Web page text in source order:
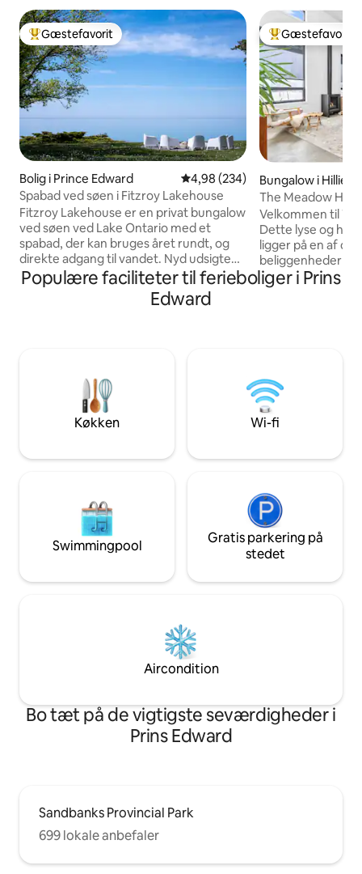
Bedste gæstefavorit
Gæstefavorit
Bolig i Prince Edward 4,98 ud af 5 i gennemsnitlig
4,98 (234)
Spabad ved søen i Fitzroy Lakehouse
Fitzroy Lakehouse er en privat bungalow
ved søen ved Lake Ontario med et
spabad, der kan bruges året rundt, og
direkte adgang til vandet. Nyd udsigten
over søen fra det primære
opholdsområde og det primære
soveværelse samt en 60 meter lang
Starlink internet, dedikeret arbejdsplads,
bålplads, legeplads til børn og oplader til
elbil. Ideel til familier, par og
fjernarbejdere, der søger privatliv og
Bedste
Gæstefavorit
Bungalow i Hillier
The Meadow
County Modern
Velkommen til
Dette lyse og
ligger på en af
beliggenheder i
Vi tilbyder den
fortjener, så du
amtet har at byde på. Du kan
billeder
Licensnummer
Populære faciliteter til ferieboliger i Prins
Edward
Køkken Wi-fi
Swimmingpool
Gratis parkering på
stedet
Aircondition
Bo tæt på de vigtigste seværdigheder i
Prins Edward
Sandbanks Provincial Park
699 lokale anbefaler